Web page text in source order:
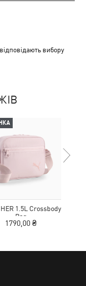
вибору
1.5L Crossbody
Bag
1790,00 ₴